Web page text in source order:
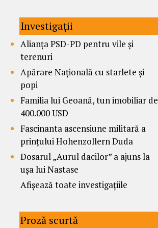
Investigații
Alianța PSD-PD pentru vile și
terenuri
Apărare Națională cu starlete și
popi
Familia lui Geoană, tun imobiliar de
400.000 USD
Fascinanta ascensiune militară a
prințului Hohenzollern Duda
Dosarul „Aurul dacilor” a ajuns la
ușa lui Nastase
Afișează toate investigațiile
Proză scurtă